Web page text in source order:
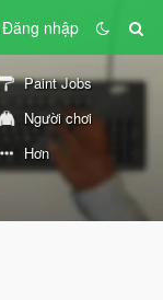
Đăng nhập
Paint Jobs
Người chơi
Hơn